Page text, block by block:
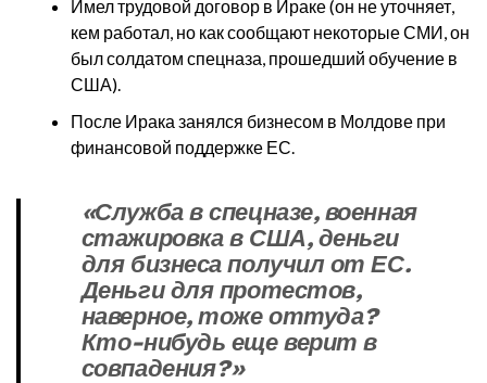
Имел трудовой договор в Ираке (он не уточняет,
кем работал, но как сообщают некоторые СМИ, он
был солдатом спецназа, прошедший обучение в
США).
После Ирака занялся бизнесом в Молдове при
финансовой поддержке ЕС.
«Служба в спецназе, военная
стажировка в США, деньги
для бизнеса получил от ЕС.
Деньги для протестов,
наверное, тоже оттуда?
Кто-нибудь еще верит в
совпадения?»